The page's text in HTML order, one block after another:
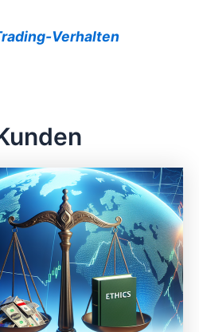
Verhalten